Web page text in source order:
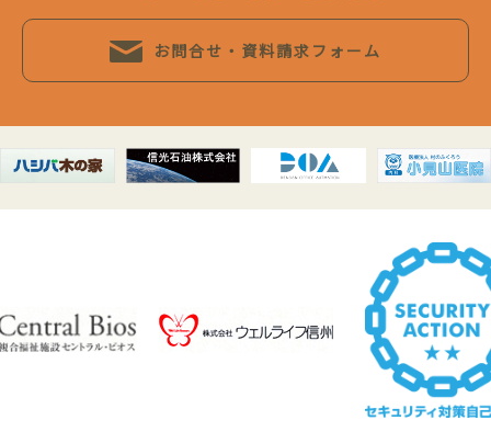
お問合せ・資料請求フォーム